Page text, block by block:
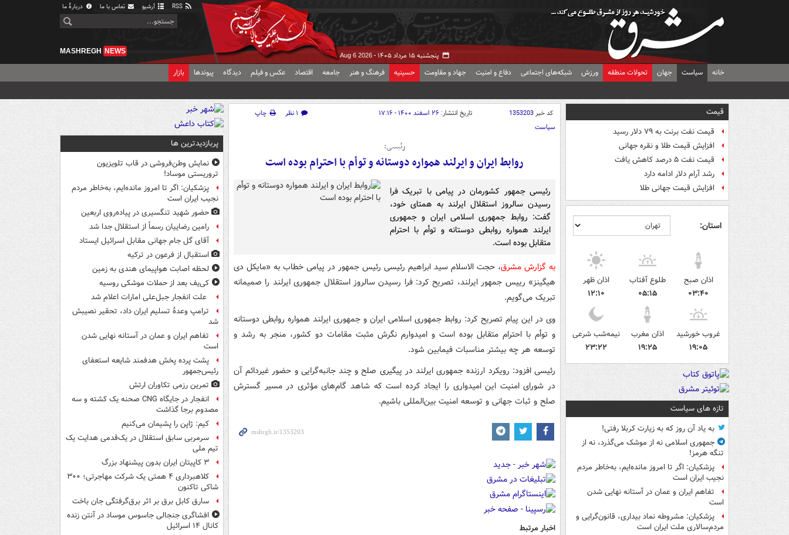
آرشیو تماس با ما دربارهٔ ما
پنجشنبه ۱۵ مرداد ۱۴۰۵ - Aug 6 2026
MASHREGH NEWS
خانه سیاست جهان تحولات منطقه ورزش شبکه‌های اجتماعی دفاع و امنیت جهاد و مقاومت حسینیه فرهنگ و هنر جامعه اقتصاد عکس و فیلم دیدگاه پیوندها بازار
قیمت
قیمت نفت برنت به ۷۹ دلار رسید
افزایش قیمت طلا و نقره جهانی
قیمت نفت ۵ درصد کاهش یافت
رشد آرام دلار ادامه دارد
افزایش قیمت جهانی طلا
استان:
اذان صبح
۰۳:۴۰
طلوع آفتاب
۰۵:۱۵
اذان ظهر
۱۲:۱۰
غروب خورشید
۱۹:۰۵
اذان مغرب
۱۹:۲۵
نیمه‌شب شرعی
۲۳:۲۲
تازه های سیاست
به یاد آن روز که به زیارت کربلا رفتی!
جمهوری اسلامی نه از موشک می‌گذرد، نه از
تنگه هرمز!
پزشکیان: اگر تا امروز مانده‌ایم، به‌خاطر مردم
نجیب ایران است
تفاهم ایران و عمان در آستانه نهایی شدن
است
پزشکیان: مشروطه نماد بیداری، قانون‌گرایی و
مردم‌سالاری ملت ایران است
کد خبر1353203 تاریخ انتشار: ۲۶ اسفند ۱۴۰۰ - ۱۷:۱۶ ۱ نظر
چاپ
سیاست
رئیسی:
روابط ایران و ایرلند همواره دوستانه و توأم با احترام بوده است
رئیسی جمهور کشورمان در پیامی با تبریک فرا
رسیدن سالروز استقلال ایرلند به همتای خود،
گفت: روابط جمهوری اسلامی ایران و جمهوری
ایرلند همواره روابطی دوستانه و توأم با احترام
متقابل بوده است.
به گزارش مشرق، حجت الاسلام سید ابراهیم رئیسی رئیس جمهور در پیامی خطاب به «مایکل دی
هیگینز» رییس جمهور ایرلند، تصریح کرد: فرا رسیدن سالروز استقلال جمهوری ایرلند را صمیمانه
تبریک می‌گویم.
وی در این پیام تصریح کرد: روابط جمهوری اسلامی ایران و جمهوری ایرلند همواره روابطی دوستانه
و توأم با احترام متقابل بوده است و امیدوارم نگرش مثبت مقامات دو کشور، منجر به رشد و
توسعه هر چه بیشتر مناسبات فیمابین شود.
رئیسی افزود: رویکرد ارزنده جمهوری ایرلند در پیگیری صلح و چند جانبه‌گرایی و حضور غیردائم آن
در شورای امنیت این امیدواری را ایجاد کرده است که شاهد گام‌های مؤثری در مسیر گسترش
صلح و ثبات جهانی و توسعه امنیت بین‌المللی باشیم.
اخبار مرتبط
پربازدیدترین ها
نمایش وطن‌فروشی در قاب تلویزیون
تروریستی موساد!
پزشکیان: اگر تا امروز مانده‌ایم، به‌خاطر مردم
نجیب ایران است
حضور شهید تنگسیری در پیاده‌روی اربعین
رامین رضاییان رسماً از استقلال جدا شد
آقای گل جام جهانی مقابل اسرائیل ایستاد
استقبال از فرعون در ترکیه
لحظه اصابت هواپیمای هندی به زمین
کی‌یف بعد از حملات موشکی روسیه
علت انفجار جبل‌علی امارات اعلام شد
ترامپ وعدۀ تسلیم ایران داد، تحقیر نصیبش
شد
تفاهم ایران و عمان در آستانه نهایی شدن
است
پشت پرده پخش هدفمند شایعه استعفای
رئیس‌جمهور
تمرین رزمی تکاوران ارتش
انفجار در جایگاه CNG صحنه یک کشته و سه
مصدوم برجا گذاشت
کیم: ژاپن را پشیمان می‌کنیم
سرمربی سابق استقلال در یک‌قدمی هدایت یک
تیم ملی
۳ کاپیتان ایران بدون پیشنهاد بزرگ
کلاهبرداری ۴ همتی یک شرکت مهاجرتی؛ ۳۰۰
شاکی تاکنون
سارق کابل برق بر اثر برق‌گرفتگی جان باخت
افشاگری جنجالی جاسوس موساد در آنتن زنده
کانال ۱۴ اسرائیل